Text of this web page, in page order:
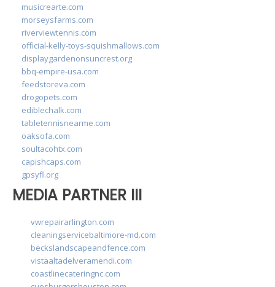
musicrearte.com
morseysfarms.com
riverviewtennis.com
official-kelly-toys-squishmallows.com
displaygardenonsuncrest.org
bbq-empire-usa.com
feedstoreva.com
drogopets.com
ediblechalk.com
tabletennisnearme.com
oaksofa.com
soultacohtx.com
capishcaps.com
gpsyfl.org
MEDIA PARTNER III
vwrepairarlington.com
cleaningservicebaltimore-md.com
beckslandscapeandfence.com
vistaaltadelveramendi.com
coastlinecateringnc.com